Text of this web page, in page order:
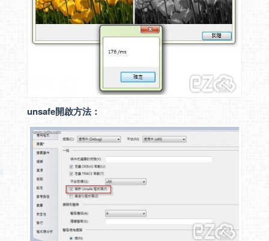
unsafe開啟方法：